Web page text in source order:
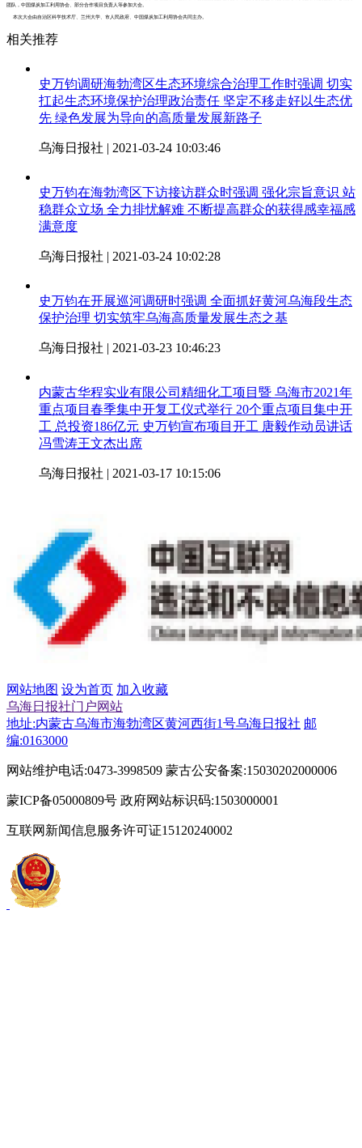
团队，中国煤炭加工利用协会、部分合作项目负责人等参加大会。
本次大会由自治区科学技术厅、兰州大学、市人民政府、中国煤炭加工利用协会共同主办。
相关推荐
史万钧调研海勃湾区生态环境综合治理工作时强调 切实
扛起生态环境保护治理政治责任 坚定不移走好以生态优
先 绿色发展为导向的高质量发展新路子
乌海日报社 | 2021-03-24 10:03:46
史万钧在海勃湾区下访接访群众时强调 强化宗旨意识 站
稳群众立场 全力排忧解难 不断提高群众的获得感幸福感
满意度
乌海日报社 | 2021-03-24 10:02:28
史万钧在开展巡河调研时强调 全面抓好黄河乌海段生态
保护治理 切实筑牢乌海高质量发展生态之基
乌海日报社 | 2021-03-23 10:46:23
内蒙古华程实业有限公司精细化工项目暨 乌海市2021年
重点项目春季集中开复工仪式举行 20个重点项目集中开
工 总投资186亿元 史万钧宣布项目开工 唐毅作动员讲话
冯雪涛王文杰出席
乌海日报社 | 2021-03-17 10:15:06
网站地图 设为首页 加入收藏
乌海日报社门户网站
地址:内蒙古乌海市海勃湾区黄河西街1号乌海日报社 邮
编:0163000
网站维护电话:0473-3998509 蒙古公安备案:15030202000006
蒙ICP备05000809号 政府网站标识码:1503000001
互联网新闻信息服务许可证15120240002